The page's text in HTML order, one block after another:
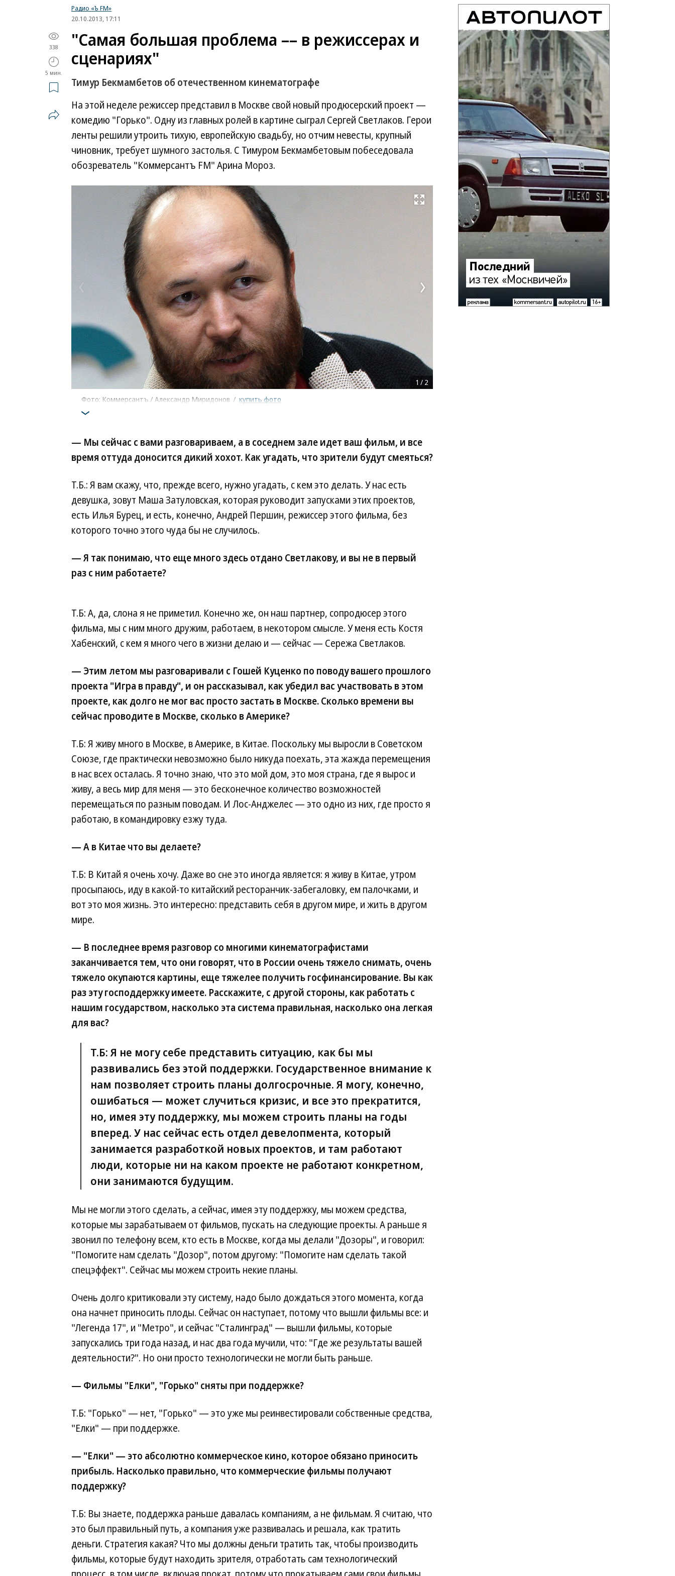
Радио «Ъ FM»
20.10.2013, 17:11
338
5 мин.
"Самая большая проблема –– в режиссерах и
сценариях"
Тимур Бекмамбетов об отечественном кинематографе
На этой неделе режиссер представил в Москве свой новый продюсерский проект —
комедию "Горько". Одну из главных ролей в картине сыграл Сергей Светлаков. Герои
ленты решили утроить тихую, европейскую свадьбу, но отчим невесты, крупный
чиновник, требует шумного застолья. С Тимуром Бекмамбетовым побеседовала
обозреватель "Коммерсантъ FM" Арина Мороз.
Развернуть на весь экран
Фото: Коммерсантъ / Александр Миридонов / купить фото
1 / 2
— Мы сейчас с вами разговариваем, а в соседнем зале идет ваш фильм, и все
время оттуда доносится дикий хохот. Как угадать, что зрители будут смеяться?
Т.Б.: Я вам скажу, что, прежде всего, нужно угадать, с кем это делать. У нас есть
девушка, зовут Маша Затуловская, которая руководит запусками этих проектов,
есть Илья Бурец, и есть, конечно, Андрей Першин, режиссер этого фильма, без
которого точно этого чуда бы не случилось.
— Я так понимаю, что еще много здесь отдано Светлакову, и вы не в первый
раз с ним работаете?
Т.Б: А, да, слона я не приметил. Конечно же, он наш партнер, сопродюсер этого
фильма, мы с ним много дружим, работаем, в некотором смысле. У меня есть Костя
Хабенский, с кем я много чего в жизни делаю и — сейчас — Сережа Светлаков.
— Этим летом мы разговаривали с Гошей Куценко по поводу вашего прошлого
проекта "Игра в правду", и он рассказывал, как убедил вас участвовать в этом
проекте, как долго не мог вас просто застать в Москве. Сколько времени вы
сейчас проводите в Москве, сколько в Америке?
Т.Б: Я живу много в Москве, в Америке, в Китае. Поскольку мы выросли в Советском
Союзе, где практически невозможно было никуда поехать, эта жажда перемещения
в нас всех осталась. Я точно знаю, что это мой дом, это моя страна, где я вырос и
живу, а весь мир для меня — это бесконечное количество возможностей
перемещаться по разным поводам. И Лос-Анджелес — это одно из них, где просто я
работаю, в командировку езжу туда.
— А в Китае что вы делаете?
Т.Б: В Китай я очень хочу. Даже во сне это иногда является: я живу в Китае, утром
просыпаюсь, иду в какой-то китайский ресторанчик-забегаловку, ем палочками, и
вот это моя жизнь. Это интересно: представить себя в другом мире, и жить в другом
мире.
— В последнее время разговор со многими кинематографистами
заканчивается тем, что они говорят, что в России очень тяжело снимать, очень
тяжело окупаются картины, еще тяжелее получить госфинансирование. Вы как
раз эту господдержку имеете. Расскажите, с другой стороны, как работать с
нашим государством, насколько эта система правильная, насколько она легкая
для вас?
Т.Б: Я не могу себе представить ситуацию, как бы мы
развивались без этой поддержки. Государственное внимание к
нам позволяет строить планы долгосрочные. Я могу, конечно,
ошибаться — может случиться кризис, и все это прекратится,
но, имея эту поддержку, мы можем строить планы на годы
вперед. У нас сейчас есть отдел девелопмента, который
занимается разработкой новых проектов, и там работают
люди, которые ни на каком проекте не работают конкретном,
они занимаются будущим.
Мы не могли этого сделать, а сейчас, имея эту поддержку, мы можем средства,
которые мы зарабатываем от фильмов, пускать на следующие проекты. А раньше я
звонил по телефону всем, кто есть в Москве, когда мы делали "Дозоры", и говорил:
"Помогите нам сделать "Дозор", потом другому: "Помогите нам сделать такой
спецэффект". Сейчас мы можем строить некие планы.
Очень долго критиковали эту систему, надо было дождаться этого момента, когда
она начнет приносить плоды. Сейчас он наступает, потому что вышли фильмы все: и
"Легенда 17", и "Метро", и сейчас "Сталинград" — вышли фильмы, которые
запускались три года назад, и нас два года мучили, что: "Где же результаты вашей
деятельности?". Но они просто технологически не могли быть раньше.
— Фильмы "Елки", "Горько" сняты при поддержке?
Т.Б: "Горько" — нет, "Горько" — это уже мы реинвестировали собственные средства,
"Елки" — при поддержке.
— "Елки" — это абсолютно коммерческое кино, которое обязано приносить
прибыль. Насколько правильно, что коммерческие фильмы получают
поддержку?
Т.Б: Вы знаете, поддержка раньше давалась компаниям, а не фильмам. Я считаю, что
это был правильный путь, а компания уже развивалась и решала, как тратить
деньги. Стратегия какая? Что мы должны деньги тратить так, чтобы производить
фильмы, которые будут находить зрителя, отработать сам технологический